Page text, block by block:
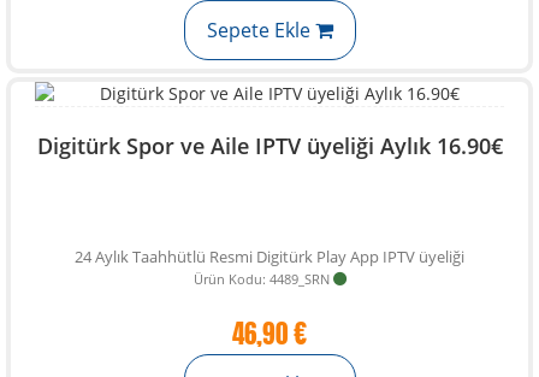
Sepete Ekle
Digitürk Spor ve Aile IPTV üyeliği Aylık 16.90€
24 Aylık Taahhütlü Resmi Digitürk Play App IPTV üyeliği
Ürün Kodu: 4489_SRN
46,90 €